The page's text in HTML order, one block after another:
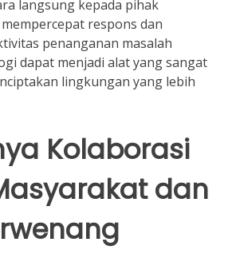
langsung kepada pihak
respons dan
penanganan masalah
dapat menjadi alat yang sangat
lingkungan yang lebih
Kolaborasi
dan